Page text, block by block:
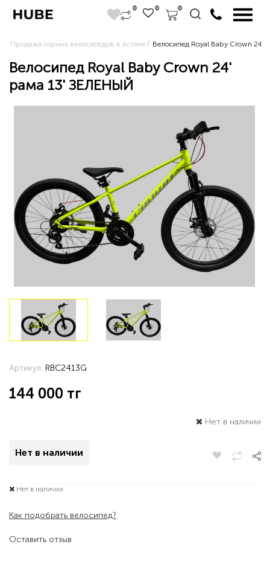
0 0 0
Продажа горных велосипедов в Астане Велосипед Royal Baby Crown
Велосипед Royal Baby Crown 24'
рама 13' ЗЕЛЕНЫЙ
Оставить отзыв
Артикул: RBC2413G
144 000 тг
Нет в наличии
Нет в наличии
Нет в наличии
Как подобрать велосипед?